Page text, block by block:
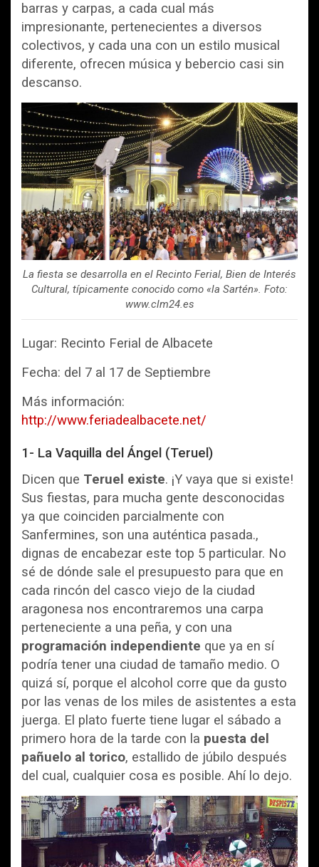
barras y carpas, a cada cual más
impresionante, pertenecientes a diversos
colectivos, y cada una con un estilo musical
diferente, ofrecen música y bebercio casi sin
descanso.
La fiesta se desarrolla en el Recinto Ferial, Bien de Interés
Cultural, típicamente conocido como «la Sartén». Foto:
www.clm24.es
Lugar: Recinto Ferial de Albacete
Fecha: del 7 al 17 de Septiembre
Más información:
http://www.feriadealbacete.net/
1- La Vaquilla del Ángel (Teruel)
Dicen que Teruel existe. ¡Y vaya que si existe!
Sus fiestas, para mucha gente desconocidas
ya que coinciden parcialmente con
Sanfermines, son una auténtica pasada.,
dignas de encabezar este top 5 particular. No
sé de dónde sale el presupuesto para que en
cada rincón del casco viejo de la ciudad
aragonesa nos encontraremos una carpa
perteneciente a una peña, y con una
programación independiente que ya en sí
podría tener una ciudad de tamaño medio. O
quizá sí, porque el alcohol corre que da gusto
por las venas de los miles de asistentes a esta
juerga. El plato fuerte tiene lugar el sábado a
primero hora de la tarde con la puesta del
pañuelo al torico, estallido de júbilo después
del cual, cualquier cosa es posible. Ahí lo dejo.